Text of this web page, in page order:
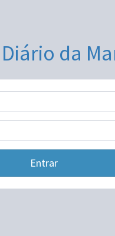
da
Entrar